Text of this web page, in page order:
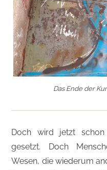
Das Ende der
Doch wird jetzt
gesetzt. Doch
Wesen, die wiederum